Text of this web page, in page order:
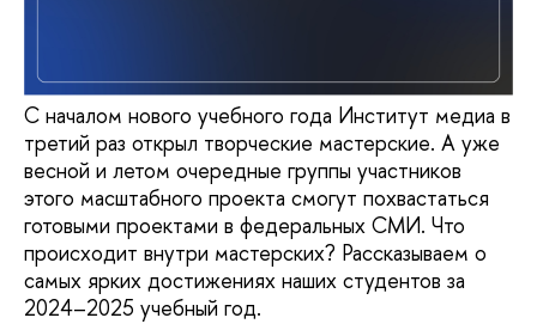
С началом нового учебного года Институт медиа в
третий раз открыл творческие мастерские. А уже
весной и летом очередные группы участников
этого масштабного проекта смогут похвастаться
готовыми проектами в федеральных СМИ. Что
происходит внутри мастерских? Рассказываем о
самых ярких достижениях наших студентов за
2024–2025 учебный год.